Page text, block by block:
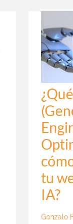
tu
IA?
Gonzalo